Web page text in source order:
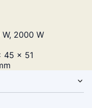
2000 W
45 x 51